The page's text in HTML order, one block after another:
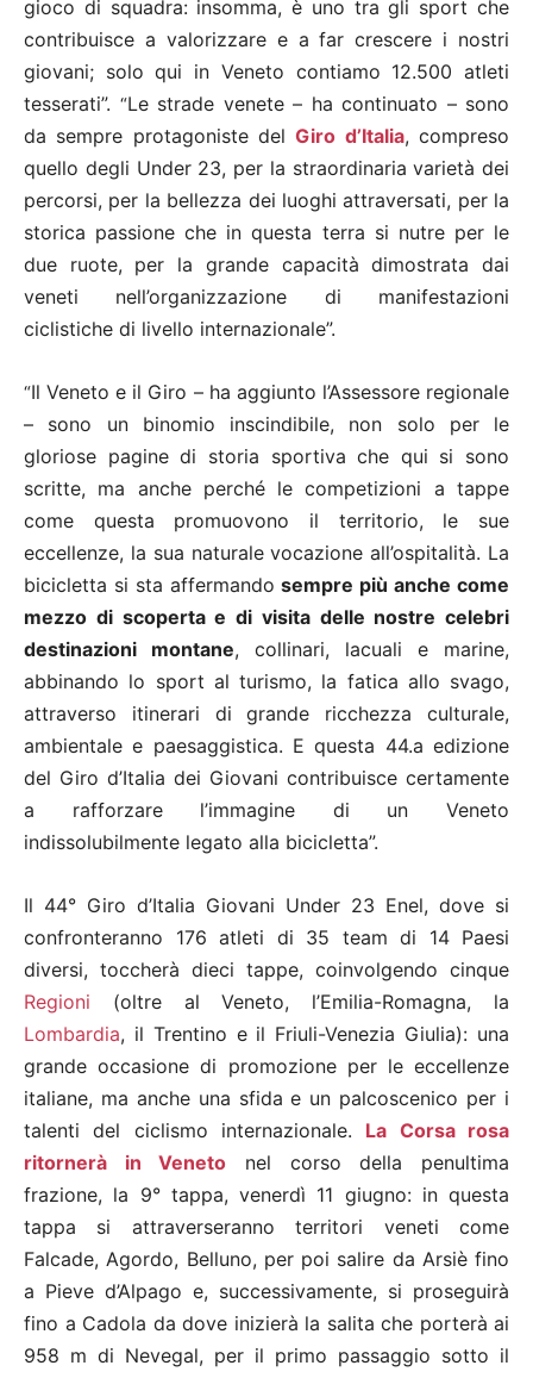
gioco di squadra: insomma, è uno tra gli sport che
contribuisce a valorizzare e a far crescere i nostri
giovani; solo qui in Veneto contiamo 12.500 atleti
tesserati”. “Le strade venete – ha continuato – sono
da sempre protagoniste delGiro d’Italia, compreso
quello degli Under 23, per la straordinaria varietà dei
percorsi, per la bellezza dei luoghi attraversati, per la
storica passione che in questa terra si nutre per le
due ruote, per la grande capacità dimostrata dai
veneti nell’organizzazione di manifestazioni
ciclistiche di livello internazionale”.
“Il Veneto e il Giro – ha aggiunto l’Assessore regionale
– sono un binomio inscindibile, non solo per le
gloriose pagine di storia sportiva che qui si sono
scritte, ma anche perché le competizioni a tappe
come questa promuovono il territorio, le sue
eccellenze, la sua naturale vocazione all’ospitalità. La
bicicletta si sta affermando sempre più anche come
mezzo di scoperta e di visita delle nostre celebri
destinazioni montane, collinari, lacuali e marine,
abbinando lo sport al turismo, la fatica allo svago,
attraverso itinerari di grande ricchezza culturale,
ambientale e paesaggistica. E questa 44.a edizione
del Giro d’Italia dei Giovani contribuisce certamente
a rafforzare l’immagine di un Veneto
indissolubilmente legato alla bicicletta”.
Il 44° Giro d’Italia Giovani Under 23 Enel, dove si
confronteranno 176 atleti di 35 team di 14 Paesi
diversi, toccherà dieci tappe, coinvolgendo cinque
Regioni (oltre al Veneto, l’Emilia-Romagna, la
Lombardia, il Trentino e il Friuli-Venezia Giulia): una
grande occasione di promozione per le eccellenze
italiane, ma anche una sfida e un palcoscenico per i
talenti del ciclismo internazionale. La Corsa rosa
ritornerà in Veneto nel corso della penultima
frazione, la 9° tappa, venerdì 11 giugno: in questa
tappa si attraverseranno territori veneti come
Falcade, Agordo, Belluno, per poi salire da Arsiè fino
a Pieve d’Alpago e, successivamente, si proseguirà
fino a Cadola da dove inizierà la salita che porterà ai
958 m di Nevegal, per il primo passaggio sotto il